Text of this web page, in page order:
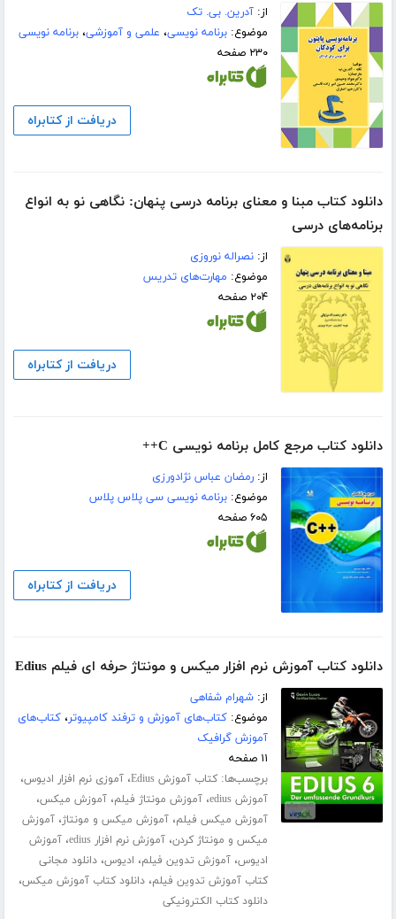
از:آدرین. بی. تک
موضوع:برنامه نویسی، علمی و آموزشی،برنامه نویسی
۲۳۰ صفحه
دریافت از کتابراه
دانلود کتاب مبنا و معنای برنامه درسی پنهان: نگاهی نو به انواع
برنامه‌های درسی
از:نصراله نوروزی
موضوع: مهارت‌های تدریس
۲۰۴ صفحه
دریافت از کتابراه
دانلود کتاب مرجع کامل برنامه نویسی C++
از:رمضان عباس نژادورزی
موضوع:برنامه نویسی سی پلاس پلاس
۶۰۵ صفحه
دریافت از کتابراه
دانلود کتاب آموزش نرم افزار میکس و مونتاژ حرفه ای فیلم Edius
از:شهرام شفاهی
موضوع:کتاب‌های آموزش و ترفند کامپیوتر،کتاب‌های
آموزش گرافیک
۱۱ صفحه
برچسب‌ها:کتاب آموزش Edius ،آموزی نرم افزار ادیوس،
آموزش edius ،آموزش مونتاژ فیلم،آموزش میکس،
آموزش میکس فیلم،آموزش میکس و مونتاژ،آموزش
میکس و مونتاژ کردن،آموزش نرم افزار edius ،آموزش
ادیوس،آموزش تدوین فیلم، ادیوس،دانلود مجانی
کتاب آموزش تدوین فیلم،دانلود کتاب آموزش میکس،
دانلود کتاب الکترونیکی